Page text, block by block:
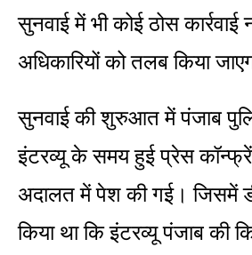
सुनवाई में भी कोई ठोस कार्रवाई
अधिकारियों को तलब किया
सुनवाई की शुरुआत में पंजाब
इंटरव्यू के समय हुई प्रेस
अदालत में पेश की गई। जिसमें
किया था कि इंटरव्यू पंजाब की